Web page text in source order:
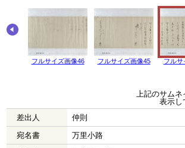
フルサイズ画像46 フルサイズ画像45 フルサ
上記のサムネ
表示し
差出人
仲則
宛名書
万里小路